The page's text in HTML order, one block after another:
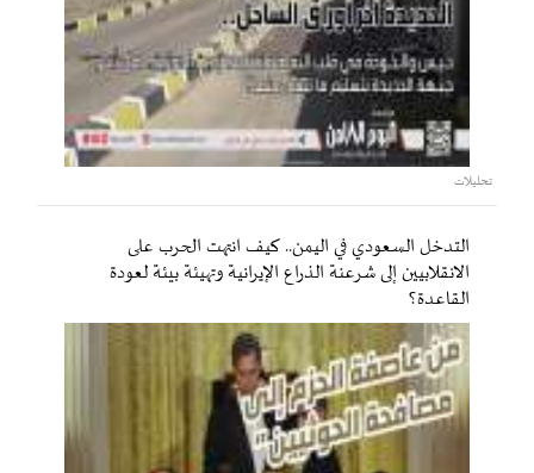
تحليلات
التدخل السعودي في اليمن.. كيف انتهت الحرب على
الانقلابيين إلى شرعنة الذراع الإيرانية وتهيئة بيئة لعودة
القاعدة؟